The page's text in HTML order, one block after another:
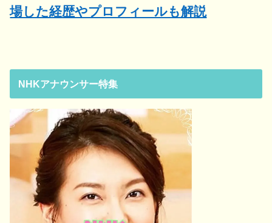
場した経歴やプロフィールも解説
NHKアナウンサー特集